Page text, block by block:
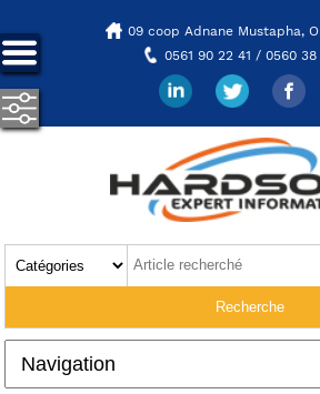
09 coop Adnane Mustapha,
0561 90 22 41 / 0560 38